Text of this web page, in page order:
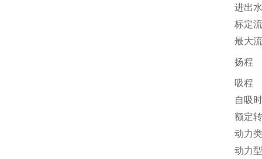
进出
标定
最大
扬程
吸程
自吸
额定
动力
动力